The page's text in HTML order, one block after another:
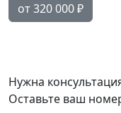
от 320 000₽
Нужна
Оставьте ваш